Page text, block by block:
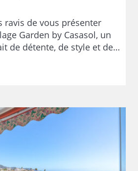
ravis de vous présenter
Garden by Casasol, un
de détente, de style et de…